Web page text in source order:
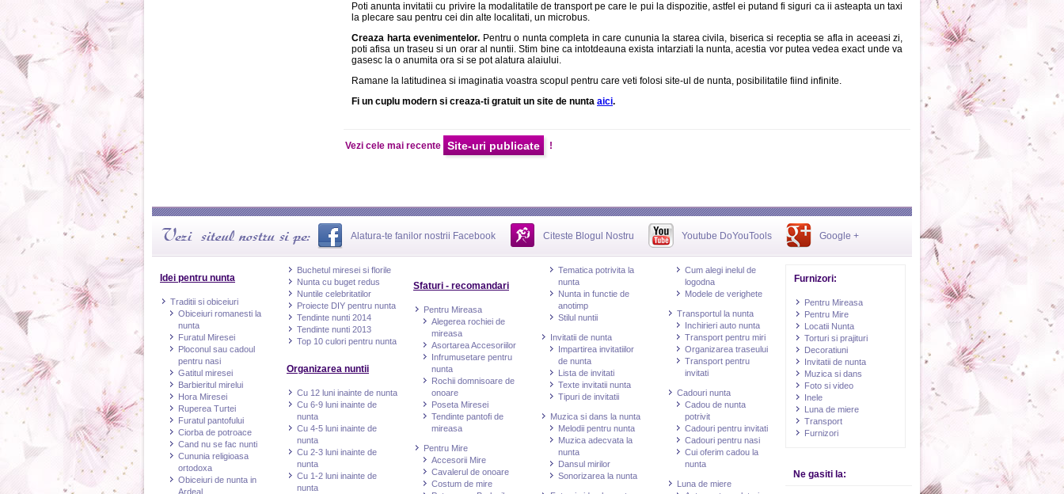
Poti anunta invitatii cu privire la modalitatile de transport pe care le pui la dispozitie, astfel ei putand fi siguri ca ii asteapta un taxi
la plecare sau pentru cei din alte localitati, un microbus.
Creaza harta evenimentelor. Pentru o nunta completa in care cununia la starea civila, biserica si receptia se afla in aceeasi zi,
poti afisa un traseu si un orar al nuntii. Stim bine ca intotdeauna exista intarziati la nunta, acestia vor putea vedea exact unde va
gasesc la o anumita ora si se pot alatura alaiului.
Ramane la latitudinea si imaginatia voastra scopul pentru care veti folosi site-ul de nunta, posibilitatile fiind infinite.
Fi un cuplu modern si creaza-ti gratuit un site de nunta aici.
Vezi cele mai recente Site-uri publicate !
Alatura-te fanilor nostrii Facebook Citeste Blogul Nostru Youtube DoYouTools Google +
Idei pentru nunta
Traditii si obiceiuri
Obiceiuri romanesti la
nunta
Furatul Miresei
Ploconul sau cadoul
pentru nasi
Gatitul miresei
Barbieritul mirelui
Hora Miresei
Ruperea Turtei
Furatul pantofului
Ciorba de potroace
Cand nu se fac nunti
Cununia religioasa
ortodoxa
Obiceiuri de nunta in
Ardeal
Buchetul miresei si florile
Nunta cu buget redus
Nuntile celebritatilor
Proiecte DIY pentru nunta
Tendinte nunti 2014
Tendinte nunti 2013
Top 10 culori pentru nunta
Organizarea nuntii
Cu 12 luni inainte de nunta
Cu 6-9 luni inainte de
nunta
Cu 4-5 luni inainte de
nunta
Cu 2-3 luni inainte de
nunta
Cu 1-2 luni inainte de
nunta
Sfaturi - recomandari
Pentru Mireasa
Alegerea rochiei de
mireasa
Asortarea Accesoriilor
Infrumusetare pentru
nunta
Rochii domnisoare de
onoare
Poseta Miresei
Tendinte pantofi de
mireasa
Pentru Mire
Accesorii Mire
Cavalerul de onoare
Costum de mire
Tematica potrivita la
nunta
Nunta in functie de
anotimp
Stilul nuntii
Invitatii de nunta
Impartirea invitatiilor
de nunta
Lista de invitati
Texte invitatii nunta
Tipuri de invitatii
Muzica si dans la nunta
Melodii pentru nunta
Muzica adecvata la
nunta
Dansul mirilor
Sonorizarea la nunta
Cum alegi inelul de
logodna
Modele de verighete
Transportul la nunta
Inchirieri auto nunta
Transport pentru miri
Organizarea traseului
Transport pentru
invitati
Cadouri nunta
Cadou de nunta
potrivit
Cadouri pentru invitati
Cadouri pentru nasi
Cui oferim cadou la
nunta
Luna de miere
Furnizori:
Pentru Mireasa
Pentru Mire
Locatii Nunta
Torturi si prajituri
Decoratiuni
Invitatii de nunta
Muzica si dans
Foto si video
Inele
Luna de miere
Transport
Furnizori
Ne gasiti la: